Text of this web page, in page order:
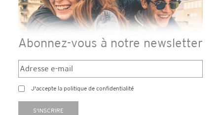
Abonnez-vous à notre newsletter
J'accepte la politique de confidentialité
S'INSCRIRE